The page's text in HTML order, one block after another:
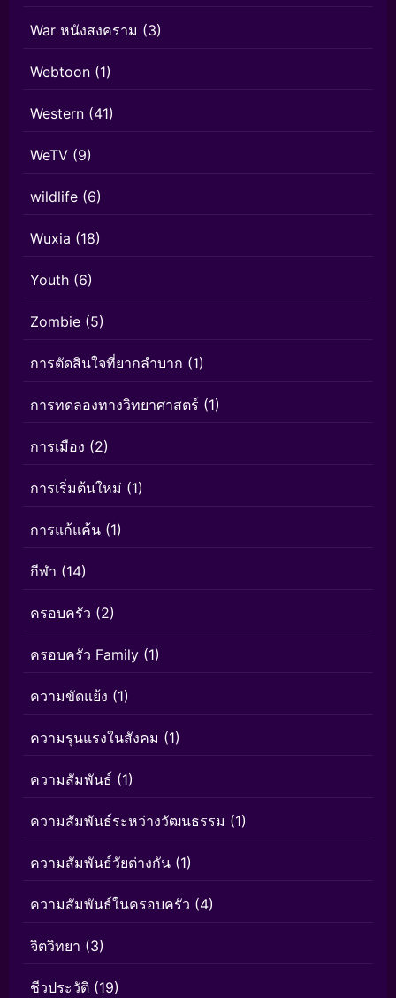
War หนังสงคราม (3)
Webtoon (1)
Western (41)
WeTV (9)
wildlife (6)
Wuxia (18)
Youth (6)
Zombie (5)
การตัดสินใจที่ยากลำบาก (1)
การทดลองทางวิทยาศาสตร์ (1)
การเมือง (2)
การเริ่มต้นใหม่ (1)
การแก้แค้น (1)
กีฬา (14)
ครอบครัว (2)
ครอบครัว Family (1)
ความขัดแย้ง (1)
ความรุนแรงในสังคม (1)
ความสัมพันธ์ (1)
ความสัมพันธ์ระหว่างวัฒนธรรม (1)
ความสัมพันธ์วัยต่างกัน (1)
ความสัมพันธ์ในครอบครัว (4)
จิตวิทยา (3)
ชีวประวัติ (19)